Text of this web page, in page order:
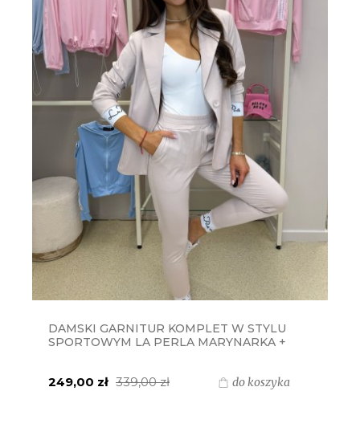
DAMSKI GARNITUR KOMPLET W STYLU
SPORTOWYM LA PERLA MARYNARKA +
249,00 zł 339,00 zł do koszyka